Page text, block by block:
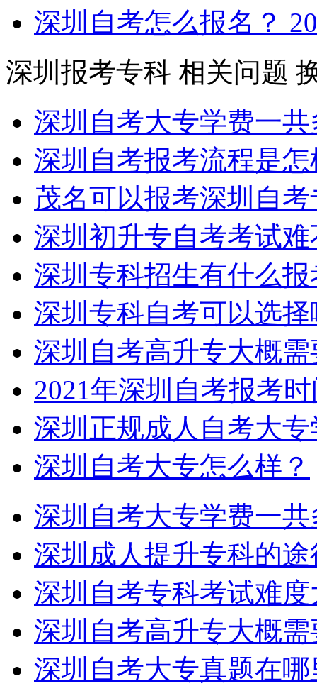
深圳自考怎么报名？
深圳报考专科 相关问题
深圳自考大专学费一
深圳自考报考流程是
茂名可以报考深圳自
深圳初升专自考考试
深圳专科招生有什么
深圳专科自考可以选
深圳自考高升专大概
2021年深圳自考报考
深圳正规成人自考大
深圳自考大专怎么样？
深圳自考大专学费一
深圳成人提升专科的
深圳自考专科考试难
深圳自考高升专大概
深圳自考大专真题在